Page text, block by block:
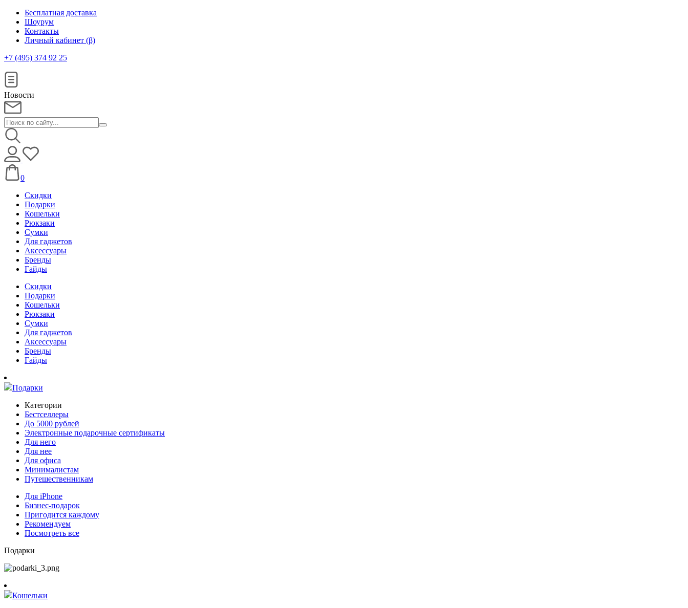
Бесплатная доставка
Шоурум
Контакты
Личный кабинет (β)
+7 (495) 374 92 25
Новости
0
Скидки
Подарки
Кошельки
Рюкзаки
Сумки
Для гаджетов
Аксессуары
Бренды
Гайды
Скидки
Подарки
Кошельки
Рюкзаки
Сумки
Для гаджетов
Аксессуары
Бренды
Гайды
Подарки
Категории
Бестселлеры
До 5000 рублей
Электронные подарочные сертификаты
Для него
Для нее
Для офиса
Минималистам
Путешественникам
Для iPhone
Бизнес-подарок
Пригодится каждому
Рекомендуем
Посмотреть все
Подарки
Кошельки